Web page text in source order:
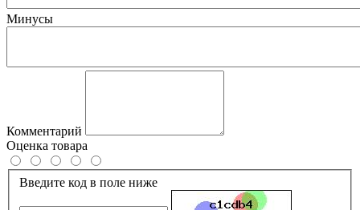
Минусы
Комментарий
Оценка товара
Введите код в поле ниже